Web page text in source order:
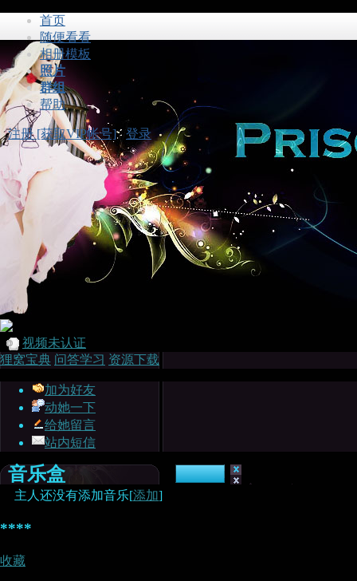
首页
随便看看
相册模板
照片
群组
帮助
注册 [获取VIP帐号] 登录
视频未认证
狸窝宝典 问答学习 资源下载
加为好友
动她一下
给她留言
站内短信
音乐盒
主人还没有添加音乐[添加]
****
收藏